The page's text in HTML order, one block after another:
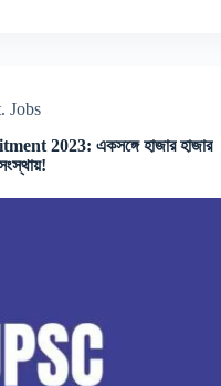
Jobs
2023: একসঙ্গে হাজার হাজার